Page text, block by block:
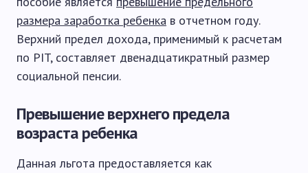
размера заработка ребенка в отчетном году.
Верхний предел дохода, применимый к расчетам
по PIT, составляет двенадцатикратный размер
социальной пенсии.
Превышение верхнего предела
возраста ребенка
Данная льгота предоставляется как